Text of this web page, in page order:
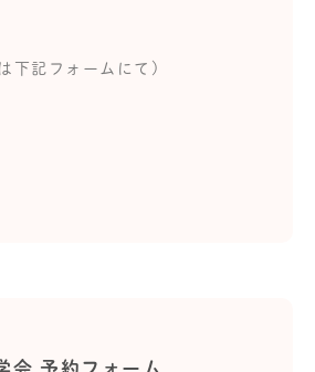
下記フォームにて)
会 予約フォーム